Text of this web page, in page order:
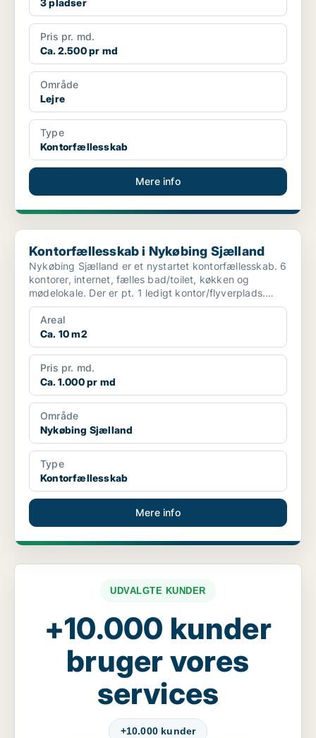
3 pladser
Pris pr. md.
Ca. 2.500 pr md
Område
Lejre
Type
Kontorfællesskab
Mere info
Kontorfællesskab i Nykøbing Sjælland
Kontorfællesskab i Nykøbing Sjælland
Nykøbing Sjælland er et nystartet kontorfællesskab. 6
kontorer, internet, fælles bad/toilet, køkken og
mødelokale. Der er pt. 1 ledigt kontor/flyverplads.
Sa...
Areal
Ca. 10 m2
Pris pr. md.
Ca. 1.000 pr md
Område
Nykøbing Sjælland
Type
Kontorfællesskab
Mere info
UDVALGTE KUNDER
+10.000 kunder
bruger vores
services
+10.000 kunder